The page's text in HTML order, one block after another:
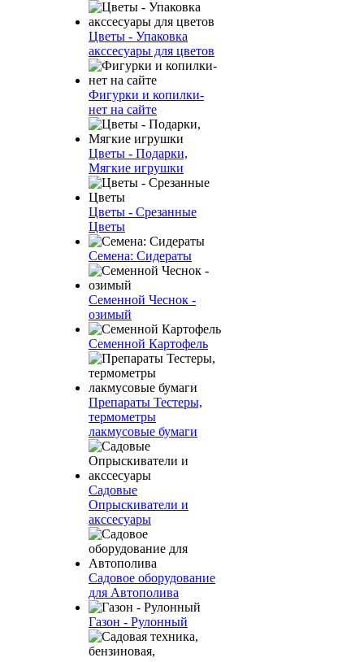
Цветы - Упаковка
акссесуары для цветов
Фигурки и копилки-
нет на сайте
Цветы - Подарки,
Мягкие игрушки
Цветы - Срезанные
Цветы
Семена: Сидераты
Семенной Чеснок -
озимый
Семенной Картофель
Препараты Тестеры,
термометры
лакмусовые бумаги
Садовые
Опрыскиватели и
акссесуары
Садовое оборудование
для Автополива
Газон - Рулонный